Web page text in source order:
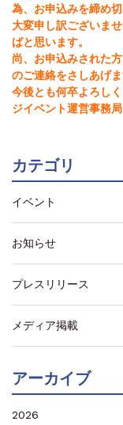
為、お申込みを締め切
大変申し訳ございま
ばと思います。
尚、お申込みされた
のご連絡をさしあげま
今後とも何卒よろし
ジイベント運営事務局
カテゴリ
イベント
お知らせ
プレスリリース
メディア掲載
アーカイブ
2026